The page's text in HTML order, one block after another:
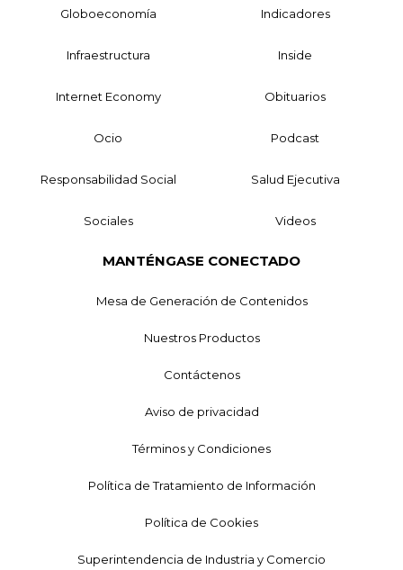
Globoeconomía Indicadores
Infraestructura Inside
Internet Economy Obituarios
Ocio Podcast
Responsabilidad Social Salud Ejecutiva
Sociales Videos
MANTÉNGASE CONECTADO
Mesa de Generación de Contenidos
Nuestros Productos
Contáctenos
Aviso de privacidad
Términos y Condiciones
Política de Tratamiento de Información
Política de Cookies
Superintendencia de Industria y Comercio